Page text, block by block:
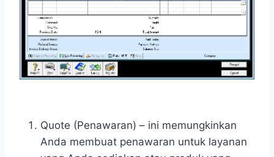
Quote (Penawaran) – ini memungkinkan
Anda membuat penawaran untuk layanan